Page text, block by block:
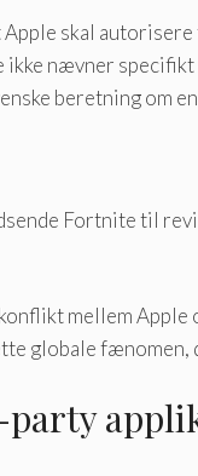
skal
nævner
beretning om
Fortnite til
mellem
globale fænomen,